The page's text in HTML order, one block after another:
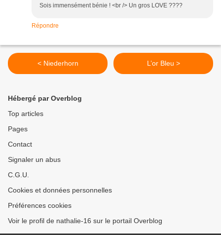
Sois immensément bénie ! <br /> Un gros LOVE ????
Répondre
< Niederhorn L’or Bleu >
Hébergé par Overblog
Top articles
Pages
Contact
Signaler un abus
C.G.U.
Cookies et données personnelles
Préférences cookies
Voir le profil de nathalie-16 sur le portail Overblog